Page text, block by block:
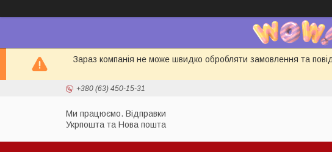
Зараз компанія не може швидко обробляти замовлення та
+380 (63) 450-15-31
Ми працюємо. Відправки
Укрпошта та Нова пошта